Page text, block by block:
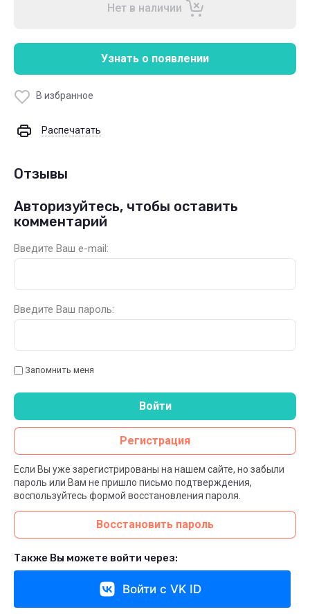
Нет в наличии
Узнать о появлении
В избранное
Распечатать
Отзывы
Авторизуйтесь, чтобы оставить
комментарий
Введите Ваш e-mail:
Введите Ваш пароль:
Запомнить меня
Войти
Регистрация
Если Вы уже зарегистрированы на нашем сайте, но забыли
пароль или Вам не пришло письмо подтверждения,
воспользуйтесь формой восстановления пароля.
Восстановить пароль
Также Вы можете войти через:
Войти с VK ID